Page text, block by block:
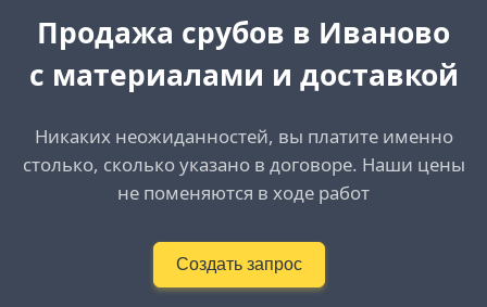
Продажа срубов в Иваново
с материалами и доставкой
Никаких неожиданностей, вы платите именно
столько, сколько указано в договоре. Наши цены
не поменяются в ходе работ
Создать запрос